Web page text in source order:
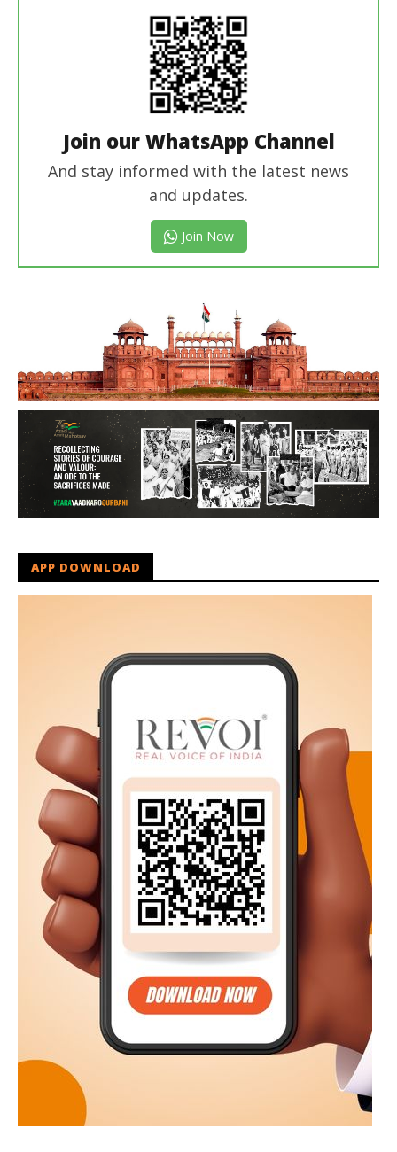
Join our WhatsApp Channel
And stay informed with the latest news
and updates.
Join Now
APP DOWNLOAD